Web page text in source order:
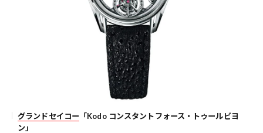
グランドセイコー 「Kodo コンスタントフォース・トゥールビヨ
ン」